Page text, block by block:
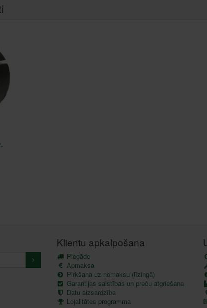
Klientu apkalpošana
Piegāde
Apmaksa
Pirkšana uz nomaksu (līzingā)
Garantijas saistības un preču atgriešana
Datu aizsardzība
Lojalitātes programma